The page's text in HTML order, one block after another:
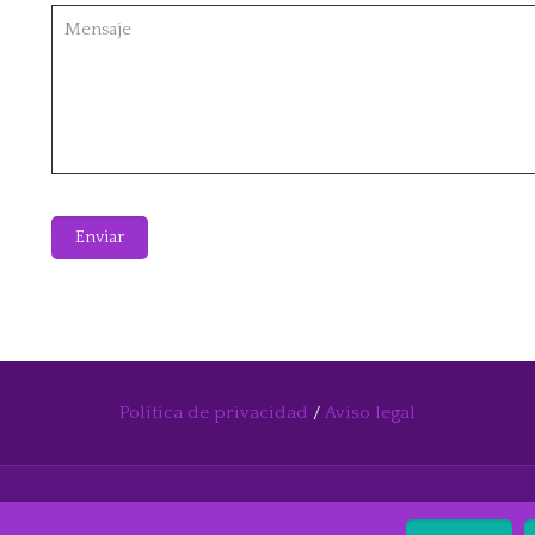
Política de privacidad / Aviso legal